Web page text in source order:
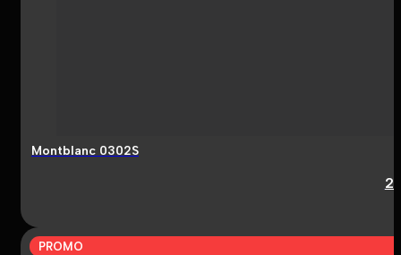
Montblanc 0302S
PROMO